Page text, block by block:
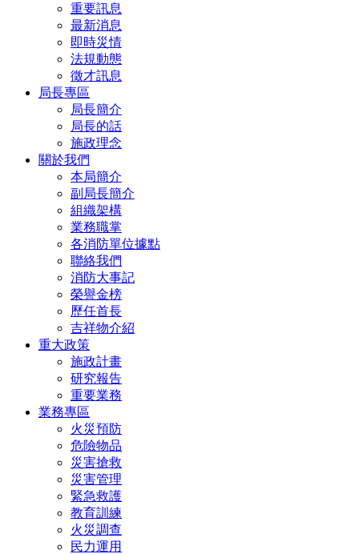
重要訊息
最新消息
即時災情
法規動態
徵才訊息
局長專區
局長簡介
局長的話
施政理念
關於我們
本局簡介
副局長簡介
組織架構
業務職掌
各消防單位據點
聯絡我們
消防大事記
榮譽金榜
歷任首長
吉祥物介紹
重大政策
施政計畫
研究報告
重要業務
業務專區
火災預防
危險物品
災害搶救
災害管理
緊急救護
教育訓練
火災調查
民力運用